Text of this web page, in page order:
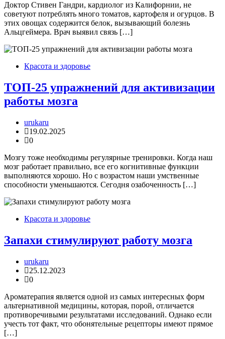
Доктор Стивен Гандри, кардиолог из Калифорнии, не
советуют потреблять много томатов, картофеля и огурцов. В
этих овощах содержится белок, вызывающий болезнь
Альцгеймера. Врач выявил связь […]
Красота и здоровье
ТОП-25 упражнений для активизации
работы мозга
urukaru
19.02.2025
0
Мозгу тоже необходимы регулярные тренировки. Когда наш
мозг работает правильно, все его когнитивные функции
выполняются хорошо. Но с возрастом наши умственные
способности уменьшаются. Сегодня озабоченность […]
Красота и здоровье
Запахи стимулируют работу мозга
urukaru
25.12.2023
0
Ароматерапия является одной из самых интересных форм
альтернативной медицины, которая, порой, отличается
противоречивыми результатами исследований. Однако если
учесть тот факт, что обонятельные рецепторы имеют прямое
[…]